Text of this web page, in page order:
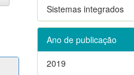
Sistemas integrados
Ano de publicação
2019